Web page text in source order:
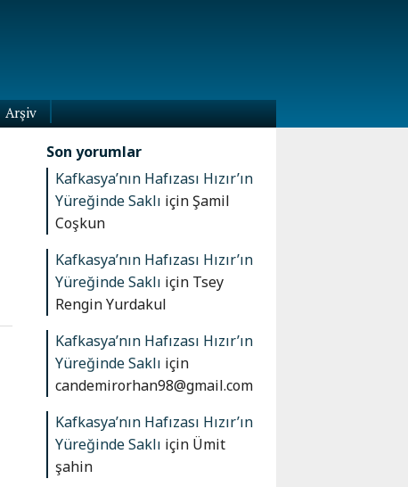
Arşiv
Son yorumlar
Kafkasya’nın Hafızası Hızır’ın
Yüreğinde Saklı içinŞamil
Coşkun
Kafkasya’nın Hafızası Hızır’ın
Yüreğinde Saklı için Tsey
Rengin Yurdakul
Kafkasya’nın Hafızası Hızır’ın
Yüreğinde Saklı için
candemirorhan98@gmail.com
Kafkasya’nın Hafızası Hızır’ın
Yüreğinde Saklı için Ümit
şahin